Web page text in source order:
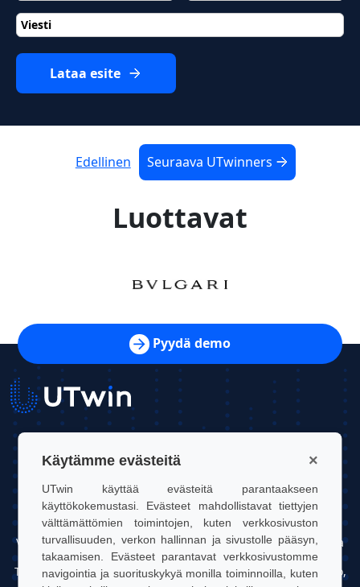
Käytämme evästeitä ×
UTwin käyttää evästeitä parantaakseen
käyttökokemustasi. Evästeet mahdollistavat tiettyjen
välttämättömien toimintojen, kuten verkkosivuston
turvallisuuden, verkon hallinnan ja sivustolle pääsyn,
takaamisen. Evästeet parantavat verkkosivustomme
navigointia ja suorituskykyä monilla toiminnoilla, kuten
Viesti
Lataa esite
Edellinen Seuraava UTwinners
Luottavat
Pyydä demo
UTwin S.r.l.
Yhteystiedot: info@utwin.it
ALV: 12255450012
Virallinen osoite: Via Davide Bertolotti, 7, 10121, Torino, Italia
Toimipaikka: OGR Tech, Corso Castelfidardo 22, 10128, Torino,